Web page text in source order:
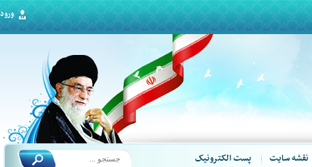
ورود
سایت پست الکترونیک